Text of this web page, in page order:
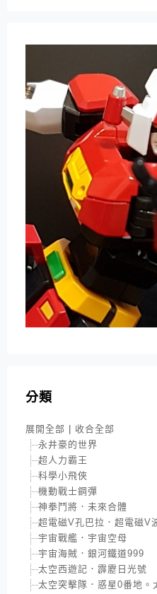
分類
展開全部
收合全部
永井豪的世界
超人力霸王
科學小飛俠
機動戰士鋼彈
神拳鬥將．未來合體
超電磁V孔巴拉．超電磁V
宇宙戰艦．宇宙空母
宇宙海賊．銀河鐵道999
太空西遊記．霹靂日光號
太空突擊隊．惑星0番地。